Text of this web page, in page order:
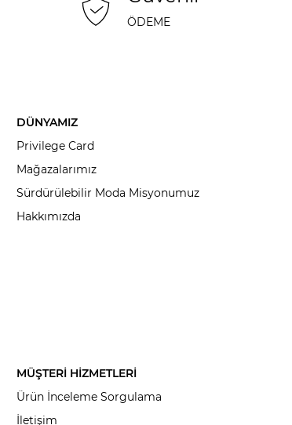
ÖDEME
DÜNYAMIZ
Privilege Card
Mağazalarımız
Sürdürülebilir Moda Misyonumuz
Hakkımızda
MÜŞTERİ HİZMETLERİ
Ürün İnceleme Sorgulama
İletişim